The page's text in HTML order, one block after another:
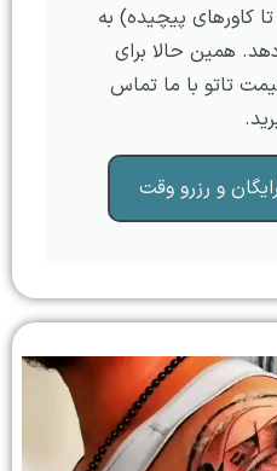
کاورهای پیچیده) به
همین حالا برای
تاتو با ما تماس
و رزرو وقت